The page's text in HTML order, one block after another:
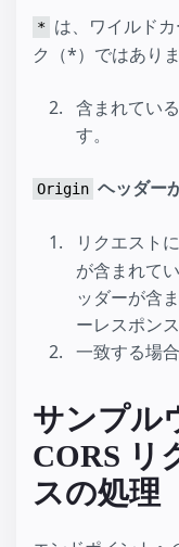
*
は、ワイルド
ク（*）ではありま
含まれてい
す。
Origin ヘッダー
リクエストに
が含まれて
ッダーが含
ーレスポン
一致する場
サンプル
CORS リ
スの処理